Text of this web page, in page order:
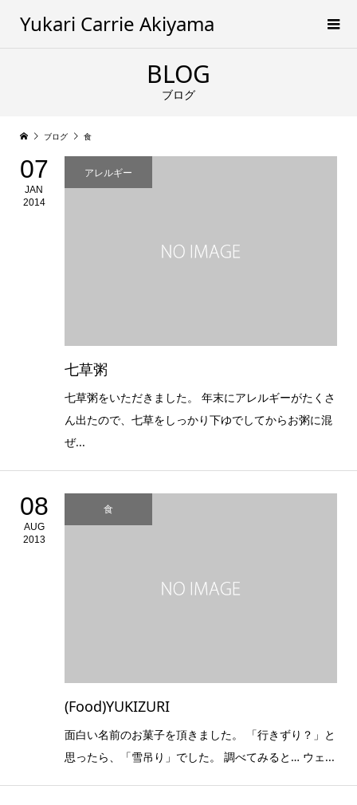
Yukari Carrie Akiyama
BLOG
ブログ
ブログ 食
07
JAN
2014
アレルギー
七草粥
七草粥をいただきました。 年末にアレルギーがたくさ
ん出たので、七草をしっかり下ゆでしてからお粥に混
ぜ...
08
AUG
2013
食
(Food)YUKIZURI
面白い名前のお菓子を頂きました。 「行きずり？」と
思ったら、「雪吊り」でした。 調べてみると… ウェ...